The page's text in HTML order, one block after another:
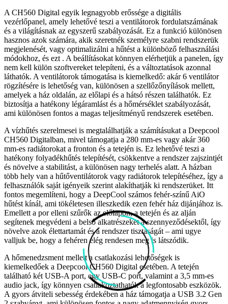
A CH560 Digital egyik legnagyobb erőssége a digitális
vezérlőpanel, amely lehetővé teszi a ventilátorok fordulatszámának
és a világításnak az egyszerű szabályozását. Ez a funkció különösen
hasznos azok számára, akik szeretnék személyre szabni rendszerük
megjelenését, vagy optimalizálni a hűtést a különböző felhasználási
módokhoz, és ezt . A beállításokat könnyen elérhetjük a panelen, így
nem kell külön szoftvereket telepíteni, és a változtatások azonnal
láthatók. A ventilátorok támogatása is kiemelkedő: akár 6 ventilátor
rögzítésére is lehetőség van, különösen a szellőzőnyílások mellett,
amelyek a ház oldalán, az előlapi és a hátsó részen találhatók. Ez
biztosítja a hatékony légáramlást és a hőmérséklet szabályozását,
ami különösen fontos a magas teljesítményű rendszerek esetében.
A vízhűtés szerelmesei is megtalálhatják a számításukat a Deepcool
CH560 Digitalban, mivel támogatja a 280 mm-es vagy akár 360
mm-es radiátorokat a fronton és a tetején is. Ez lehetővé teszi a
hatékony folyadékhűtés telepítését, csökkentve a rendszer zajszintjét
és növelve a stabilitást, a különösen nagy terhelés alatt. A házban
több hely van a hűtőventilátorok vagy radiátorok telepítéséhez, így a
felhasználók saját igényeik szerint alakíthatják ki rendszerüket. Itt
fontos megemlíteni, hogy a DeepCool számos fehér-színű AiO
hűtést kínál, ami tökéletesen illeszkedik ezen fehér ház dijánjához is.
Emellett a por elleni szűrők az előlapon, a tetején és az alján
segítenek megvédeni a belső alkatrészeket a szennyeződésektől, így
növelve azok élettartamát és a rendszer tisztaságát – ami ugye
valljuk be, hogy a fehéren elég rendesen meg is látszódik.
A hőmenedzsment mellett a csatlakozási lehetőségek is
kiemelkedőek a Deepcool CH560 Digital esetében. A tetején
található két USB-A port, egy USB-C port, valamint a 3,5 mm-es
audio jack, így könnyen csatlakoztathatók a legfontosabb eszközök.
A gyors átviteli sebesség érdekében a ház támogatja a USB 3.2 Gen